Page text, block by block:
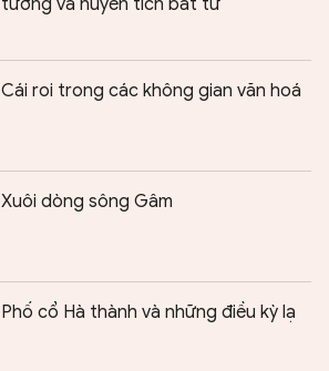
Cái roi trong các không gian văn hoá
Xuôi dòng sông Gâm
Phố cổ Hà thành và những điều kỳ lạ